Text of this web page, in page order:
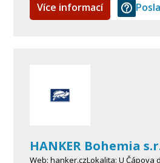
Více informací
HANKER Bohemia
Web: hanker.czLokalita: U Čápova